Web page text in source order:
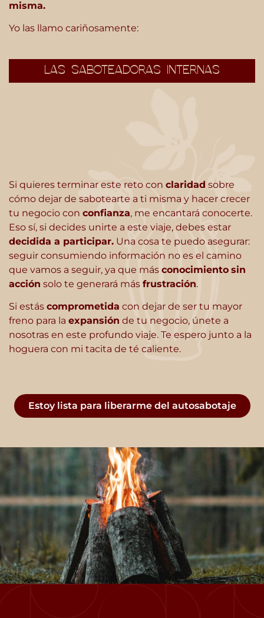
misma.
Yo las llamo cariñosamente:
LAS SABOTEADORAS INTERNAS
Si quieres terminar este reto con claridad sobre
cómo dejar de sabotearte a ti misma y hacer crecer
tu negocio con confianza, me encantará conocerte.
Eso sí, si decides unirte a este viaje, debes estar
decidida a participar. Una cosa te puedo asegurar:
seguir consumiendo información no es el camino
que vamos a seguir, ya que más conocimiento sin
acción solo te generará más frustración.
Si estás comprometida con dejar de ser tu mayor
freno para la expansión de tu negocio, únete a
nosotras en este profundo viaje. Te espero junto a la
hoguera con mi tacita de té caliente.
Estoy lista para liberarme del autosabotaje